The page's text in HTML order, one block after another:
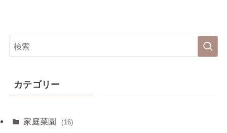
カテゴリー
家庭菜園 (16)